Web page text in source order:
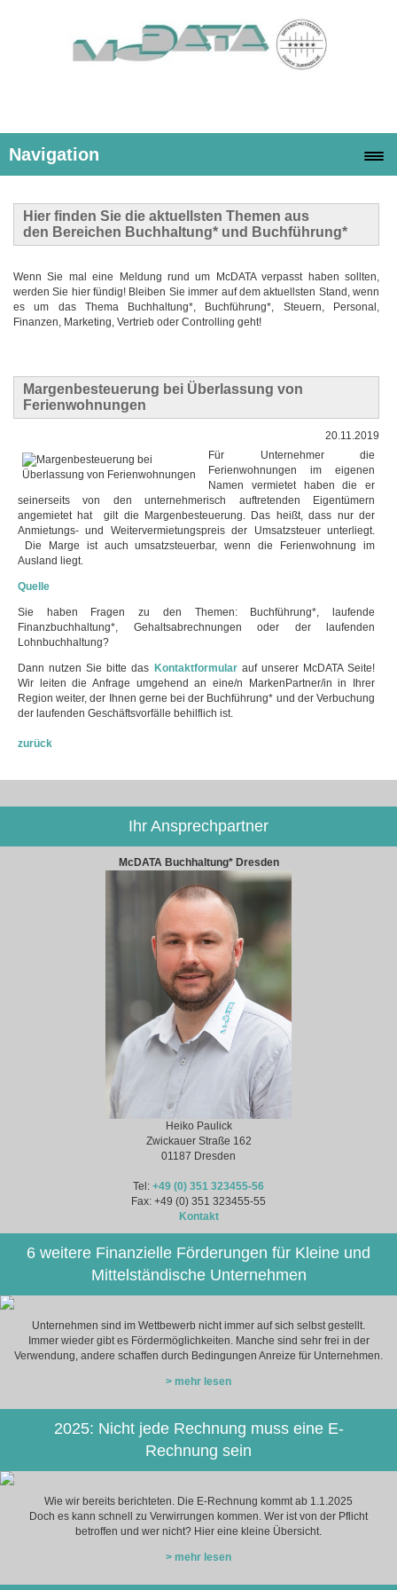
Navigation
Hier finden Sie die aktuellsten Themen aus
den Bereichen Buchhaltung* und Buchführung*
Wenn Sie mal eine Meldung rund um McDATA verpasst haben sollten,
werden Sie hier fündig! Bleiben Sie immer auf dem aktuellsten Stand, wenn
es um das Thema Buchhaltung*, Buchführung*, Steuern, Personal,
Finanzen, Marketing, Vertrieb oder Controlling geht!
Margenbesteuerung bei Überlassung von
Ferienwohnungen
20.11.2019
Für Unternehmer die
Ferienwohnungen im eigenen
Namen vermietet haben die er
seinerseits von den unternehmerisch auftretenden Eigentümern
angemietet hat gilt die Margenbesteuerung. Das heißt, dass nur der
Anmietungs- und Weitervermietungspreis der Umsatzsteuer unterliegt.
Die Marge ist auch umsatzsteuerbar, wenn die Ferienwohnung im
Ausland liegt.
Quelle
Sie haben Fragen zu den Themen: Buchführung*, laufende
Finanzbuchhaltung*, Gehaltsabrechnungen oder der laufenden
Lohnbuchhaltung?
Dann nutzen Sie bitte das Kontaktformularauf unserer McDATA Seite!
Wir leiten die Anfrage umgehend an eine/n MarkenPartner/in in Ihrer
Region weiter, der Ihnen gerne bei der Buchführung* und der Verbuchung
der laufenden Geschäftsvorfälle behilflich ist.
zurück
Ihr Ansprechpartner
McDATA Buchhaltung* Dresden
Heiko Paulick
Zwickauer Straße 162
01187 Dresden
Tel: +49 (0) 351 323455-56
Fax: +49 (0) 351 323455-55
Kontakt
6 weitere Finanzielle Förderungen für Kleine und
Mittelständische Unternehmen
Unternehmen sind im Wettbewerb nicht immer auf sich selbst gestellt.
Immer wieder gibt es Fördermöglichkeiten. Manche sind sehr frei in der
Verwendung, andere schaffen durch Bedingungen Anreize für Unternehmen.
> mehr lesen
2025: Nicht jede Rechnung muss eine E-
Rechnung sein
Wie wir bereits berichteten. Die E-Rechnung kommt ab 1.1.2025
Doch es kann schnell zu Verwirrungen kommen. Wer ist von der Pflicht
betroffen und wer nicht? Hier eine kleine Übersicht.
> mehr lesen